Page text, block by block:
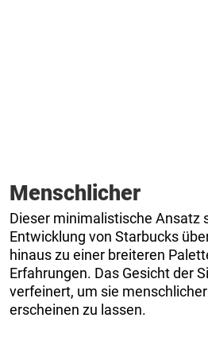
Menschlicher
Dieser minimalistische Ansatz
Entwicklung von Starbucks
hinaus zu einer breiteren
Erfahrungen. Das Gesicht der
verfeinert, um sie
erscheinen zu lassen.